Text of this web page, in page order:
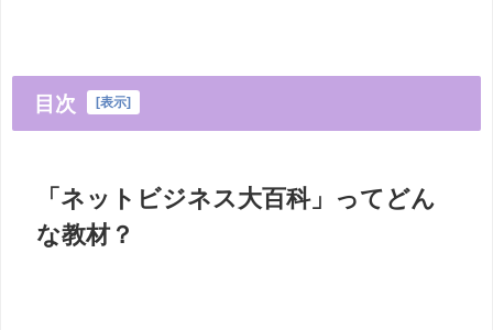
目次 [表示]
「ネットビジネス大百科」ってどん
な教材？